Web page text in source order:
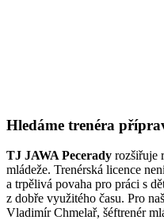
Hledáme trenéra
TJ JAWA Pecerady rozšiřuje
mládeže. Trenérská licence
a trpělivá povaha pro práci s
z dobře využitého času. Pro
Vladimír Chmelař, šéftrenér